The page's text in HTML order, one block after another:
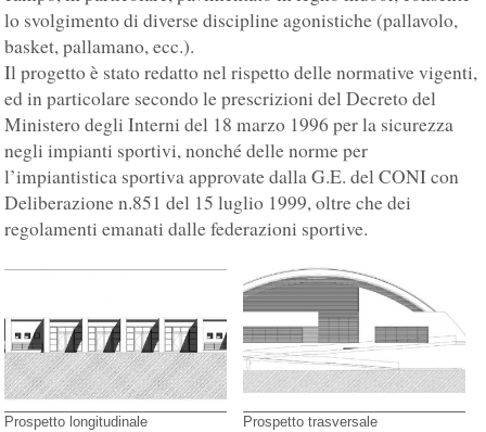
lo svolgimento di diverse discipline agonistiche (pallavolo,
basket, pallamano, ecc.).
Il progetto è stato redatto nel rispetto delle normative vigenti,
ed in particolare secondo le prescrizioni del Decreto del
Ministero degli Interni del 18 marzo 1996 per la sicurezza
negli impianti sportivi, nonché delle norme per
l’impiantistica sportiva approvate dalla G.E. del CONI con
Deliberazione n.851 del 15 luglio 1999, oltre che dei
regolamenti emanati dalle federazioni sportive.
Prospetto longitudinale Prospetto trasversale